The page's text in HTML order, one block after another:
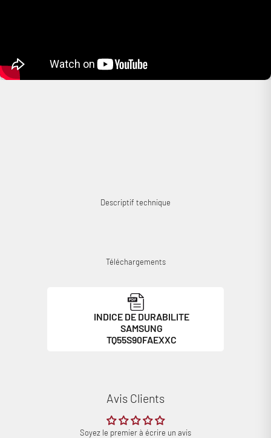
Descriptif technique
Téléchargements
INDICE DE DURABILITE
SAMSUNG
TQ55S90FAEXXC
Avis Clients
Soyez le premier à écrire un avis
Se connecter